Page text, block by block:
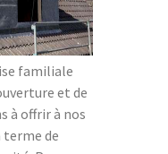
familiale
et de
à offrir à nos
de